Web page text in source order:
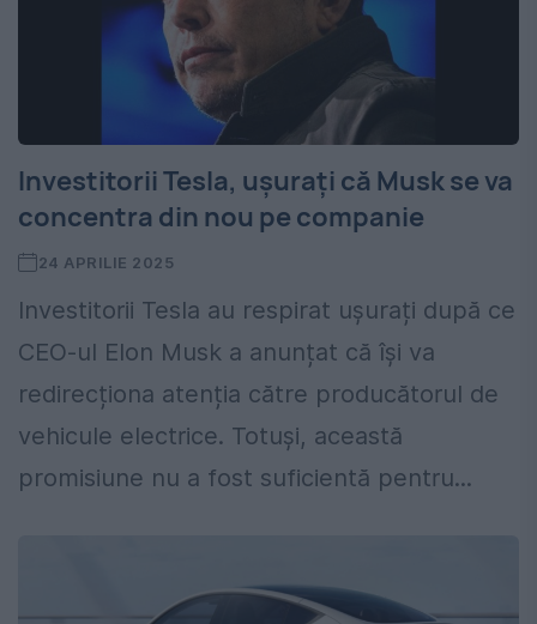
Investitorii Tesla, uşuraţi că Musk se va
concentra din nou pe companie
24 APRILIE 2025
Investitorii Tesla au respirat ușurați după ce
CEO-ul Elon Musk a anunțat că își va
redirecționa atenția către producătorul de
vehicule electrice. Totuși, această
promisiune nu a fost suficientă pentru...